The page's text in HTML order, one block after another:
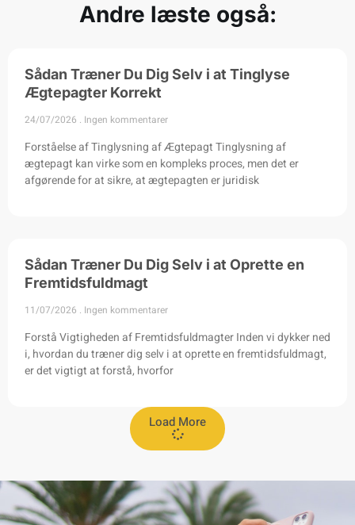
Andre læste også:
Sådan Træner Du Dig Selv i at Tinglyse
Ægtepagter Korrekt
24/07/2026 Ingen kommentarer
Forståelse af Tinglysning af Ægtepagt Tinglysning af
ægtepagt kan virke som en kompleks proces, men det er
afgørende for at sikre, at ægtepagten er juridisk
Sådan Træner Du Dig Selv i at Oprette en
Fremtidsfuldmagt
11/07/2026 Ingen kommentarer
Forstå Vigtigheden af Fremtidsfuldmagter Inden vi dykker ned
i, hvordan du træner dig selv i at oprette en fremtidsfuldmagt,
er det vigtigt at forstå, hvorfor
Load More